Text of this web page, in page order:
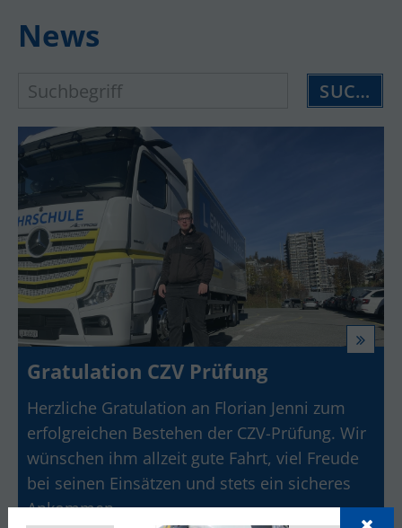
News
SUCHEN
Gratulation CZV Prüfung
Herzliche Gratulation an Florian Jenni zum
erfolgreichen Bestehen der CZV-Prüfung. Wir
wünschen ihm allzeit gute Fahrt, viel Freude
bei seinen Einsätzen und stets ein sicheres
Ankommen.